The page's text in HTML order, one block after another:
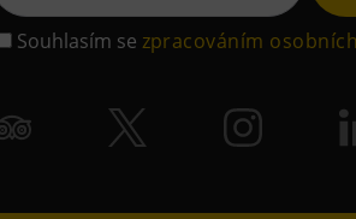
Souhlasím se zpracováním